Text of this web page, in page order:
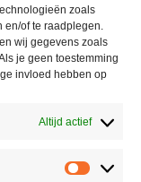
zoals
en/of te raadplegen.
wij gegevens zoals
je geen toestemming
invloed hebben op
Altijd actief